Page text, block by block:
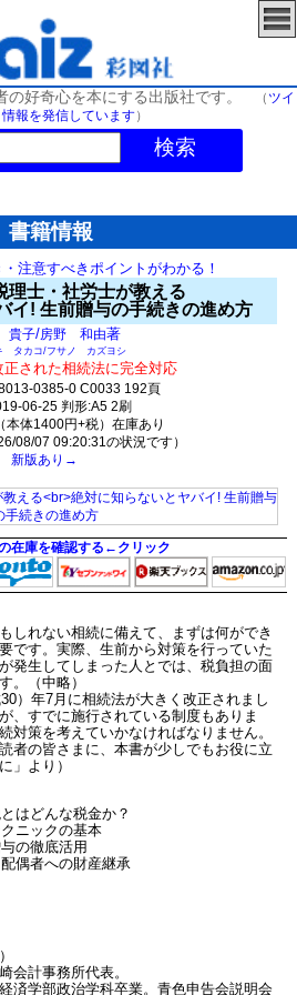
好奇心を本にする出版社です。 （ ツイ
報を発信しています）
検索
書籍情報
注意すべきポイントがわかる！
理士・社労士が教える
イ! 生前贈与の手続きの進め方
貴子/房野 和由著
タカコ/フサノ カズヨシ
正された相続法に完全対応
0385-0 C0033 192頁
06-25 判形:A5 2刷
本体1400円+税）在庫あり
08/07 09:20:31の状況です）
新版あり→
在庫を確認する←クリック
しれない相続に備えて、まずは何ができ
です。実際、生前から対策を行っていた
発生してしまった人とでは、税負担の面
。（中略）
）年7月に相続法が大きく改正されまし
、すでに施行されている制度もありま
対策を考えていかなければなりません。
者の皆さまに、本書が少しでもお役に立
」より）
はどんな税金か？
ニックの基本
の徹底活用
偶者への財産継承
会計事務所代表。
済学部政治学科卒業。青色申告会説明会